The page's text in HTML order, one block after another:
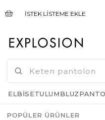
İSTEK LISTEME EKLE
ELBISETULUMBLUZ
POPÜLER ÜRÜNLER